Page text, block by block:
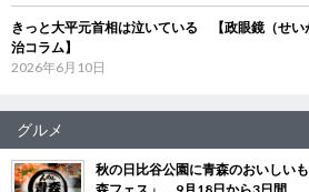
きっと大平元首相は泣いている 【政眼鏡（せい
治コラム】
2026年6月10日
グルメ
秋の日比谷公園に青森のおいし